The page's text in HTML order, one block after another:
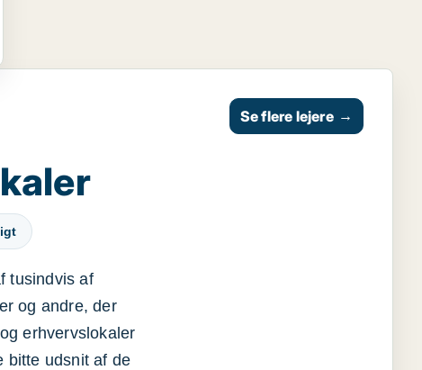
tusindvis af
og andre, der
erhvervslokaler
bitte udsnit af de
Se flere lejere →